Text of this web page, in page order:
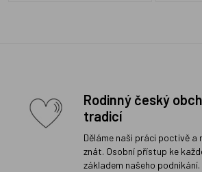
Rodinný český
tradicí
Děláme naši práci poctivě a
znát. Osobní přístup ke
základem našeho